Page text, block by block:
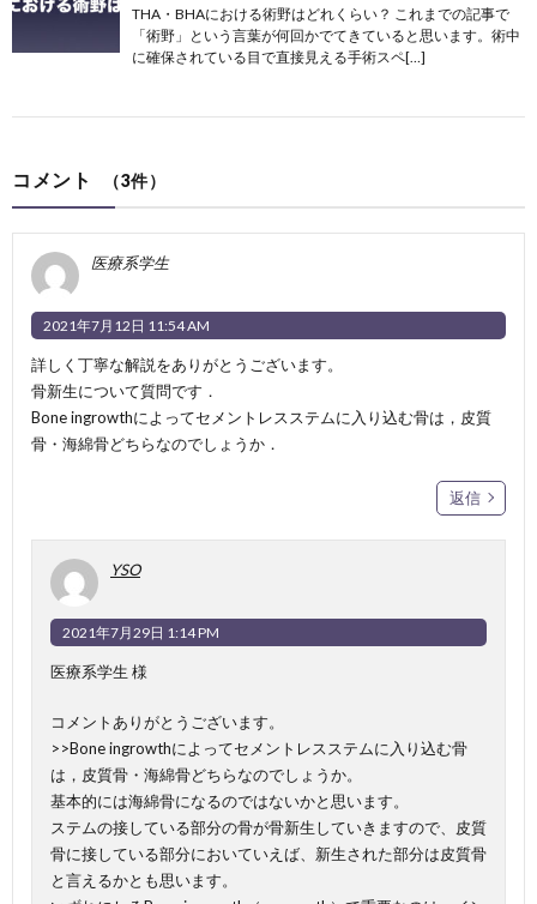
THA・BHAにおける術野はどれくらい？ これまでの記事で
「術野」という言葉が何回かでてきていると思います。術中
に確保されている目で直接見える手術スペ[…]
コメント （3件）
医療系学生
2021年7月12日 11:54 AM
詳しく丁寧な解説をありがとうございます。
骨新生について質問です．
Bone ingrowthによってセメントレスステムに入り込む骨は，皮質
骨・海綿骨どちらなのでしょうか．
返信
YSO
2021年7月29日 1:14 PM
医療系学生 様
コメントありがとうございます。
>>Bone ingrowthによってセメントレスステムに入り込む骨
は，皮質骨・海綿骨どちらなのでしょうか。
基本的には海綿骨になるのではないかと思います。
ステムの接している部分の骨が骨新生していきますので、皮質
骨に接している部分においていえば、新生された部分は皮質骨
と言えるかとも思います。